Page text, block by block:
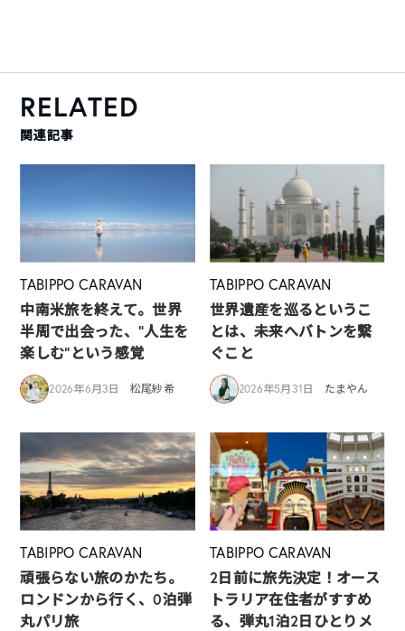
RELATED
関連記事
TABIPPO CARAVAN
中南米旅を終えて。世界
半周で出会った、“人生を
楽しむ”という感覚
2026年6月3日 松尾紗希
TABIPPO CARAVAN
世界遺産を巡るというこ
とは、未来へバトンを繋
ぐこと
2026年5月31日 たまやん
TABIPPO CARAVAN
頑張らない旅のかたち。
ロンドンから行く、0泊弾
丸パリ旅
TABIPPO CARAVAN
2日前に旅先決定！オース
トラリア在住者がすすめ
る、弾丸1泊2日ひとりメ